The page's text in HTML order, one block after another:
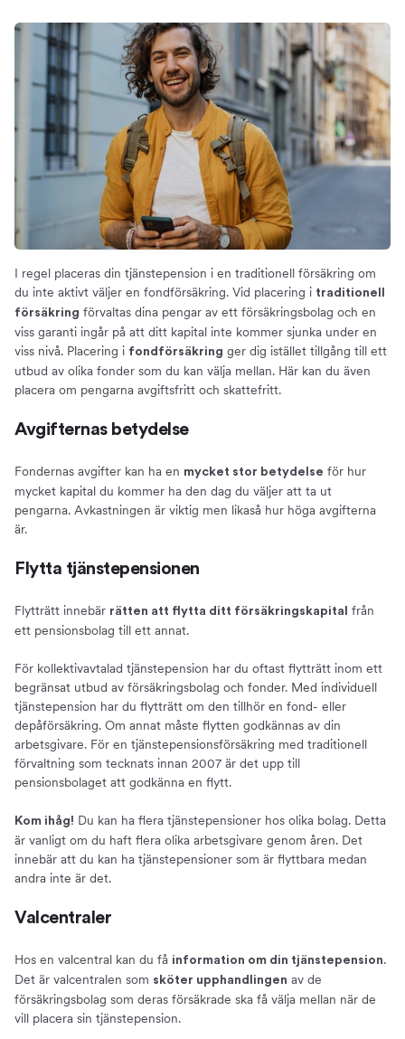
I regel placeras din tjänstepension i en traditionell försäkring om
du inte aktivt väljer en fondförsäkring. Vid placering i traditionell
försäkring förvaltas dina pengar av ett försäkringsbolag och en
viss garanti ingår på att ditt kapital inte kommer sjunka under en
viss nivå. Placering i fondförsäkring ger dig istället tillgång till ett
utbud av olika fonder som du kan välja mellan. Här kan du även
placera om pengarna avgiftsfritt och skattefritt.
Avgifternas betydelse
Fondernas avgifter kan ha en mycket stor betydelse för hur
mycket kapital du kommer ha den dag du väljer att ta ut
pengarna. Avkastningen är viktig men likaså hur höga avgifterna
är.
Flytta tjänstepensionen
Flytträtt innebär rätten att flytta ditt försäkringskapital
från
ett pensionsbolag till ett annat.
För kollektivavtalad tjänstepension har du oftast flytträtt inom ett
begränsat utbud av försäkringsbolag och fonder. Med individuell
tjänstepension har du flytträtt om den tillhör en fond- eller
depåförsäkring. Om annat måste flytten godkännas av din
arbetsgivare. För en tjänstepensionsförsäkring med traditionell
förvaltning som tecknats innan 2007 är det upp till
pensionsbolaget att godkänna en flytt.
Kom ihåg! Du kan ha flera tjänstepensioner hos olika bolag. Detta
är vanligt om du haft flera olika arbetsgivare genom åren. Det
innebär att du kan ha tjänstepensioner som är flyttbara medan
andra inte är det.
Valcentraler
Hos en valcentral kan du få information om din tjänstepension.
Det är valcentralen som sköter upphandlingen av de
försäkringsbolag som deras försäkrade ska få välja mellan när de
vill placera sin tjänstepension.